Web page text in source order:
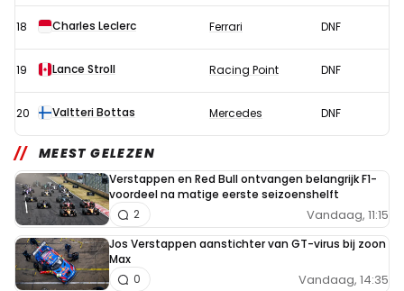
18 Charles Leclerc Ferrari DNF
19 Lance Stroll Racing Point DNF
20 Valtteri Bottas Mercedes DNF
MEEST GELEZEN
Verstappen en Red Bull ontvangen belangrijk F1-
voordeel na matige eerste seizoenshelft
Vandaag, 11:15
2
Jos Verstappen aanstichter van GT-virus bij zoon
Max
Vandaag, 14:35
0